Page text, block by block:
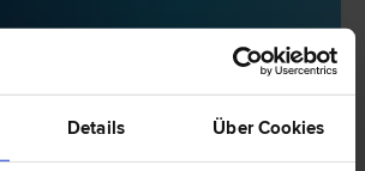
Details Über Cookies
Expertentipps zum Thema